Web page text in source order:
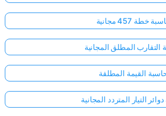
خطة 457 مجانية
التقارب المطلق المجانية
القيمة المطلقة
التيار المتردد المجانية